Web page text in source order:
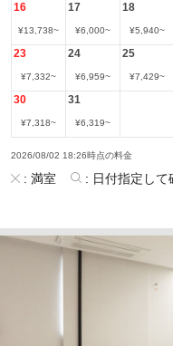
16
¥13,738~
17
¥6,000~
18
¥5,940~
23
¥7,332~
24
¥6,959~
25
¥7,429~
30
¥7,318~
31
¥6,319~
2026/08/02 18:26時点の料金
: 満室 : 日付指定して